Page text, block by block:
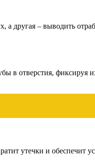
а другая – выводить
в отверстия,
утечки и обеспечит